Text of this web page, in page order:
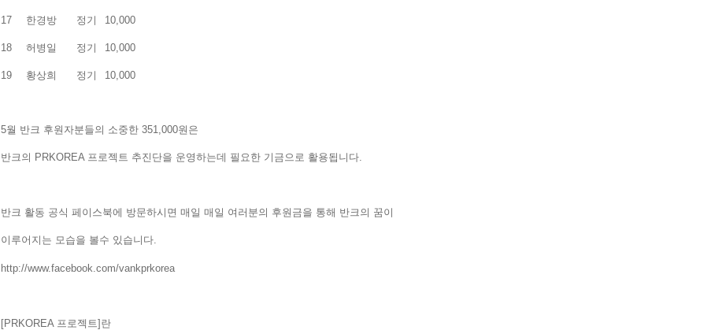
17 한경방 정기 10,000
18 허병일 정기 10,000
19 황상희 정기 10,000
5월 반크 후원자분들의 소중한 351,000원은
반크의 PRKOREA 프로젝트 추진단을 운영하는데 필요한 기금으로 활용됩니다.
반크 활동 공식 페이스북에 방문하시면 매일 매일 여러분의 후원금을 통해 반크의 꿈이
이루어지는 모습을 볼수 있습니다.
http://www.facebook.com/vankprkorea
[PRKOREA 프로젝트]란